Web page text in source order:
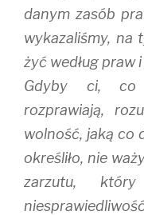
danym zasób
wykazaliśmy, na
żyć według praw
Gdyby ci, co
rozprawiają,
wolność, jaką co
określiło, nie
zarzutu,